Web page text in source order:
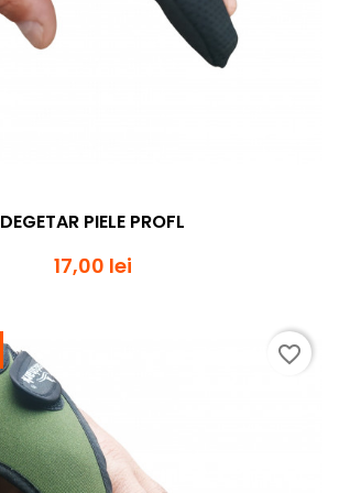
DEGETAR PIELE PROFL
17,00 lei
favorite_border